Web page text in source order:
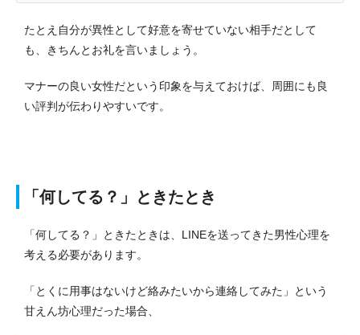
たとえ自分が異性として好意を寄せていない相手だとして
も、きちんとお礼を言いましょう。
マナーの良い女性だという印象を与えておけば、周囲にも良
い評判が伝わりやすいです。
「何してる？」ときたとき
「何してる？」ときたときは、LINEを送ってきた男性心理を
考える必要があります。
「とくに用事はないけど絡みたいから連絡してみた」という
甘えん坊心理だった場合、